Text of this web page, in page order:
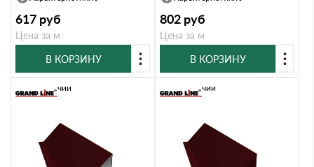
617 руб
Цена за м
В КОРЗИНУ
802 руб
Цена за м
В КОРЗИНУ
В наличии В наличии